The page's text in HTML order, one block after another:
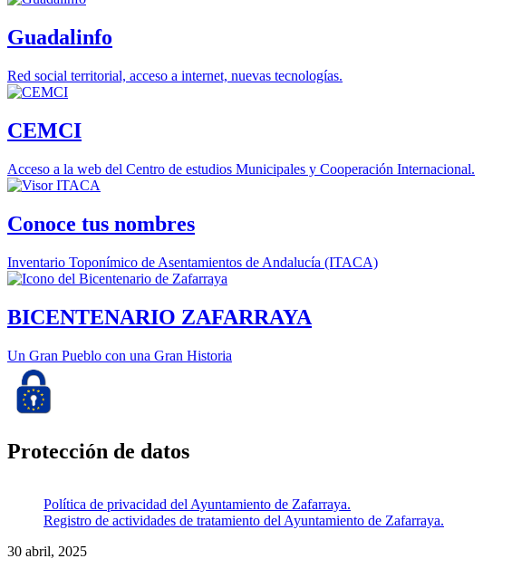
Guadalinfo
Red social territorial, acceso a internet, nuevas tecnologías.
CEMCI
Acceso a la web del Centro de estudios Municipales y Cooperación Internacional.
Conoce tus nombres
Inventario Toponímico de Asentamientos de Andalucía (ITACA)
BICENTENARIO ZAFARRAYA
Un Gran Pueblo con una Gran Historia
Protección de datos
Política de privacidad del Ayuntamiento de Zafarraya.
Registro de actividades de tratamiento del Ayuntamiento de Zafarraya.
30 abril, 2025